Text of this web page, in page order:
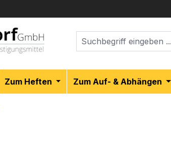
Zum Heften Zum Auf- & Abhängen